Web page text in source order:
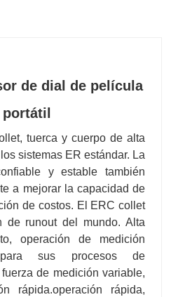
de dial de película
tuerca y cuerpo de alta
sistemas ER estándar. La
y estable también
a mejorar la capacidad de
de costos. El ERC collet
de runout del mundo. Alta
operación de medición
sus procesos de
de medición variable,
rápida.operación rápida,